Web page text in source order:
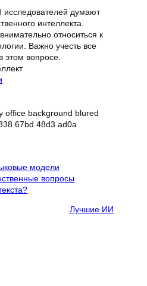
исследователей думают
интеллекта.
относиться к
Важно учесть все
этом вопросе.
Лучшие ИИ